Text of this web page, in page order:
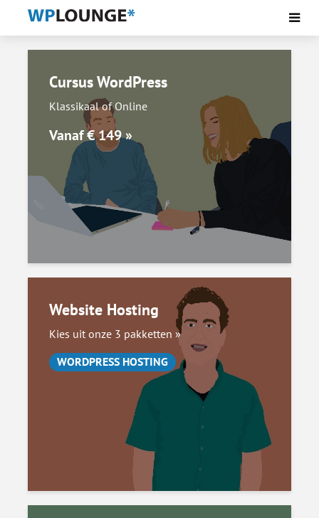
Cursus WordPress
Klassikaal of Online
Vanaf € 149 »
Website Hosting
Kies uit onze 3 pakketten »
WORDPRESS HOSTING